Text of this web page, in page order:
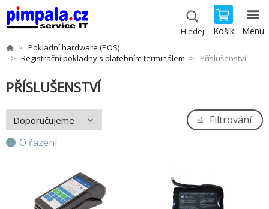
Hledej Košík Menu
Pokladní hardware (POS)
Registrační pokladny s platebním terminálem
Příslušenství
PŘÍSLUŠENSTVÍ
O řazení
Filtrování